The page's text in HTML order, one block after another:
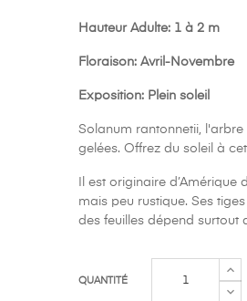
Hauteur Adulte: 1 à 2 m
Floraison: Avril-Novembre
Exposition: Plein soleil
Solanum rantonnetii,
gelées. Offrez du soleil à
Il est originaire
mais peu rustique. Ses
des feuilles dépend surtout
QUANTITÉ